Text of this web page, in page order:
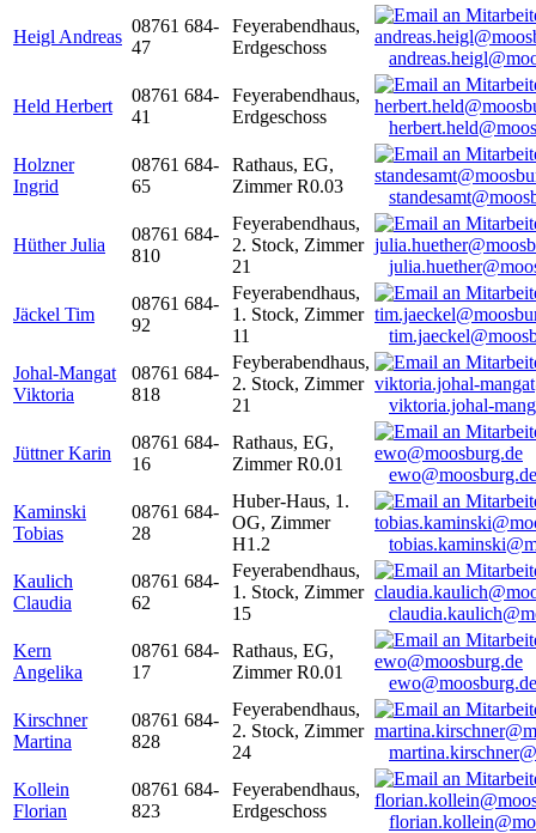
Heigl Andreas
08761 684-
47
Feyerabendhaus,
Erdgeschoss
Held Herbert
08761 684-
41
Feyerabendhaus,
Erdgeschoss
Holzner
Ingrid
08761 684-
65
Rathaus, EG,
Zimmer R0.03
Hüther Julia
08761 684-
810
Feyerabendhaus,
2. Stock, Zimmer
21
Jäckel Tim
08761 684-
92
Feyerabendhaus,
1. Stock, Zimmer
11
Johal-Mangat
Viktoria
08761 684-
818
Feyberabendhaus,
2. Stock, Zimmer
21
viktoria.johal-
Jüttner Karin
08761 684-
16
Rathaus, EG,
Zimmer R0.01
ewo@moosburg.de
Kaminski
Tobias
08761 684-
28
Huber-Haus, 1.
OG, Zimmer
H1.2
Kaulich
Claudia
08761 684-
62
Feyerabendhaus,
1. Stock, Zimmer
15
Kern
Angelika
08761 684-
17
Rathaus, EG,
Zimmer R0.01
ewo@moosburg.de
Kirschner
Martina
08761 684-
828
Feyerabendhaus,
2. Stock, Zimmer
24
Kollein
Florian
08761 684-
823
Feyerabendhaus,
Erdgeschoss